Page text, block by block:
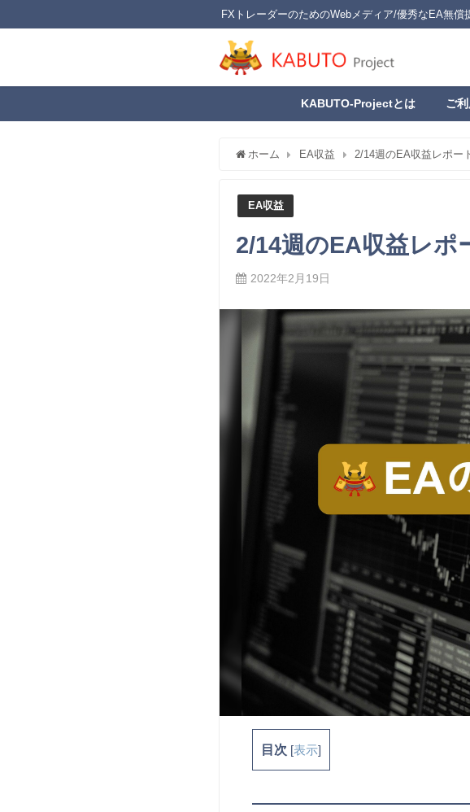
FXトレーダーのためのWebメディア/優秀なEA無償
KABUTO-Projectとは ご
ホーム EA収益 2/14週のEA収益レポー
EA収益
2/14週のEA収益レポ
2022年2月19日
目次 [表示]